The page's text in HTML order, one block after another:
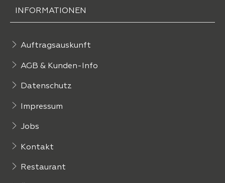
INFORMATIONEN
Auftragsauskunft
AGB & Kunden-Info
Datenschutz
Impressum
Jobs
Kontakt
Restaurant